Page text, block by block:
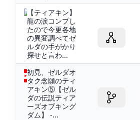
【ティアキン】
龍の涙コンプし
たので今更各地
の異変調べてゼ
ルダの手がかり
探せと言わ...
初見、ゼルダオ
タク念願のティ
アキン⑤【ゼル
ダの伝説ティア
ーズオブキング
ダム】 -...